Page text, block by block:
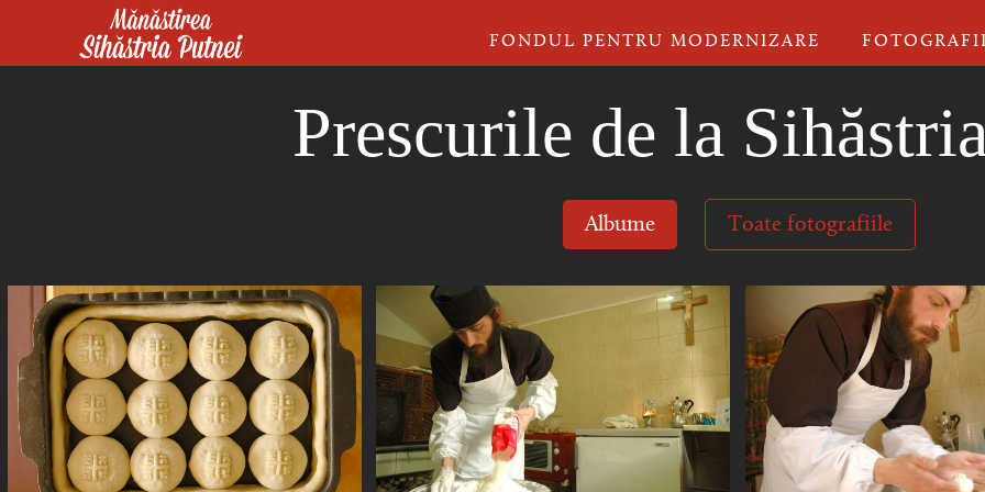
Mergi la conţinutul principal
FONDUL PENTRU MODERNIZARE FOTOGRAFII
Prescurile de la
Albume Toate fotografiile